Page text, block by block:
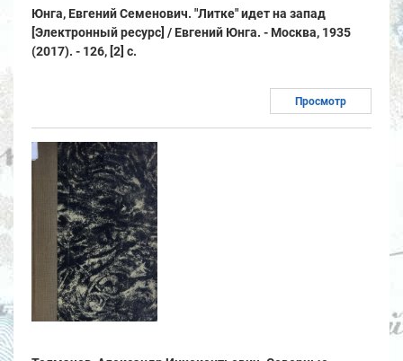
Юнга, Евгений Семенович. "Литке" идет на запад
[Электронный ресурс] / Евгений Юнга. - Москва, 1935
(2017). - 126, [2] с.
Просмотр